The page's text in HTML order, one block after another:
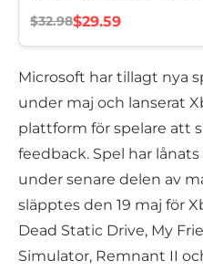
$32.98$29.59
Microsoft har tillagt nya
under maj och lanserat
plattform för spelare att
feedback. Spel har
under senare delen av
släpptes den 19 maj för
Dead Static Drive, My
Simulator, Remnant II